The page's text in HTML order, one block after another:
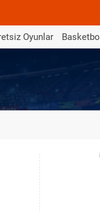
Oyunlar Basketbol